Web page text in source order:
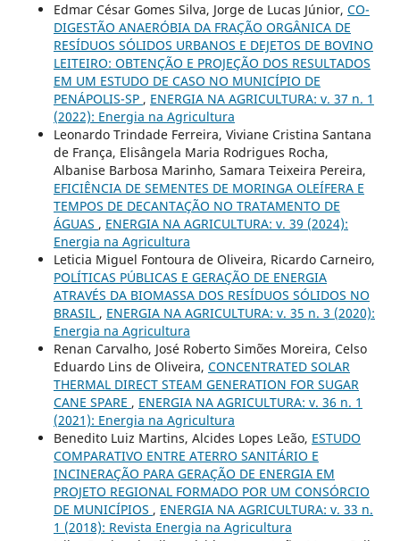
Edmar César Gomes Silva, Jorge de Lucas Júnior, CO-
DIGESTÃO ANAERÓBIA DA FRAÇÃO ORGÂNICA DE
RESÍDUOS SÓLIDOS URBANOS E DEJETOS DE BOVINO
LEITEIRO: OBTENÇÃO E PROJEÇÃO DOS RESULTADOS
EM UM ESTUDO DE CASO NO MUNICÍPIO DE
PENÁPOLIS-SP , ENERGIA NA AGRICULTURA: v. 37 n. 1
(2022): Energia na Agricultura
Leonardo Trindade Ferreira, Viviane Cristina Santana
de França, Elisângela Maria Rodrigues Rocha,
Albanise Barbosa Marinho, Samara Teixeira Pereira,
EFICIÊNCIA DE SEMENTES DE MORINGA OLEÍFERA E
TEMPOS DE DECANTAÇÃO NO TRATAMENTO DE
ÁGUAS , ENERGIA NA AGRICULTURA: v. 39 (2024):
Energia na Agricultura
Leticia Miguel Fontoura de Oliveira, Ricardo Carneiro,
POLÍTICAS PÚBLICAS E GERAÇÃO DE ENERGIA
ATRAVÉS DA BIOMASSA DOS RESÍDUOS SÓLIDOS NO
BRASIL , ENERGIA NA AGRICULTURA: v. 35 n. 3 (2020):
Energia na Agricultura
Renan Carvalho, José Roberto Simões Moreira, Celso
Eduardo Lins de Oliveira, CONCENTRATED SOLAR
THERMAL DIRECT STEAM GENERATION FOR SUGAR
CANE SPARE , ENERGIA NA AGRICULTURA: v. 36 n. 1
(2021): Energia na Agricultura
Benedito Luiz Martins, Alcides Lopes Leão, ESTUDO
COMPARATIVO ENTRE ATERRO SANITÁRIO E
INCINERAÇÃO PARA GERAÇÃO DE ENERGIA EM
PROJETO REGIONAL FORMADO POR UM CONSÓRCIO
DE MUNICÍPIOS , ENERGIA NA AGRICULTURA: v. 33 n.
1 (2018): Revista Energia na Agricultura